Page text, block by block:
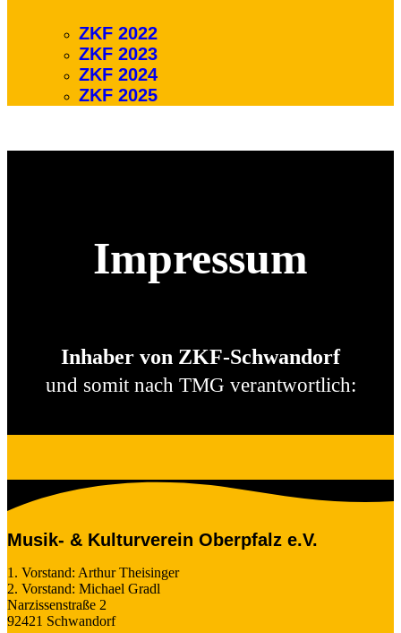
ZKF 2022
ZKF 2023
ZKF 2024
ZKF 2025
Impressum
Inhaber von ZKF-Schwandorf
und somit nach TMG verantwortlich:
Musik- & Kulturverein Oberpfalz e.V.
1. Vorstand: Arthur Theisinger
2. Vorstand: Michael Gradl
Narzissenstraße 2
92421 Schwandorf